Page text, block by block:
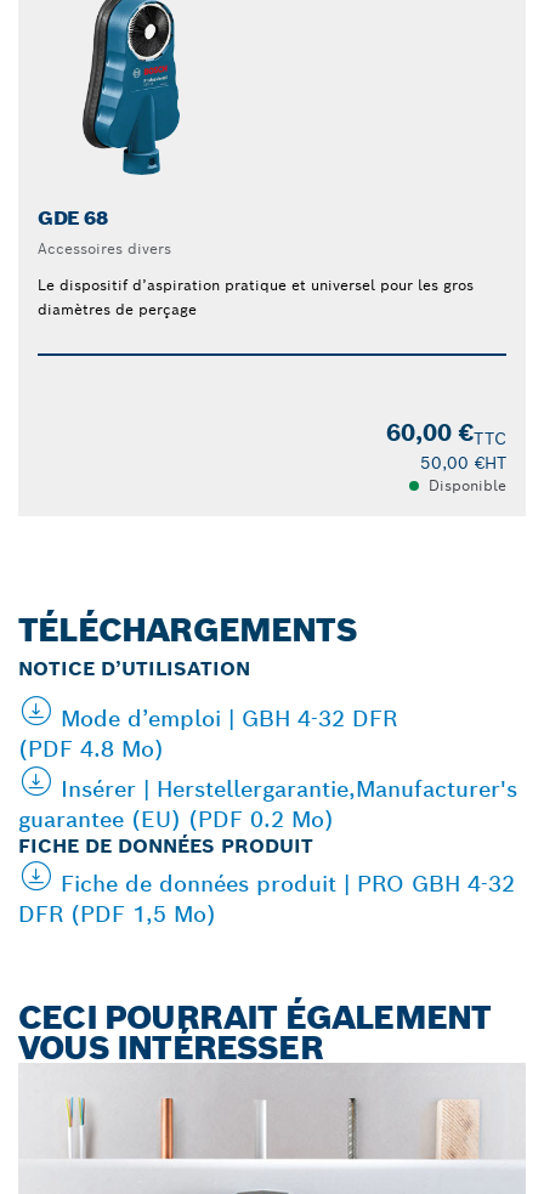
GDE 68
Accessoires divers
Le dispositif d’aspiration pratique et universel pour les gros
diamètres de perçage
60,00 €TTC
50,00 €HT
Disponible
TÉLÉCHARGEMENTS
NOTICE D’UTILISATION
Mode d’emploi | GBH 4-32 DFR
(PDF 4.8 Mo)
Insérer | Herstellergarantie,Manufacturer's
guarantee (EU) (PDF 0.2 Mo)
FICHE DE DONNÉES PRODUIT
Fiche de données produit | PRO GBH 4-32
DFR (PDF 1,5 Mo)
CECI POURRAIT ÉGALEMENT
VOUS INTÉRESSER